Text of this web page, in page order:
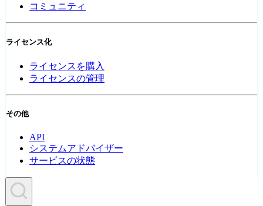
コミュニティ
ライセンス化
ライセンスを購入
ライセンスの管理
その他
API
システムアドバイザー
サービスの状態